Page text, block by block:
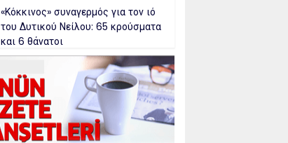
«Κόκκινος» συναγερμός για τον ιό
του Δυτικού Νείλου: 65 κρούσματα
και 6 θάνατοι